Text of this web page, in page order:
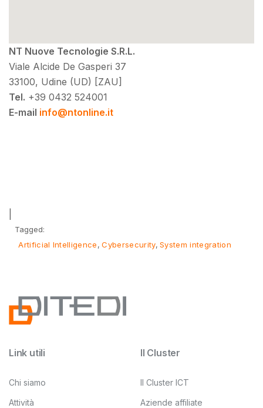
NT Nuove Tecnologie S.R.L.
Viale Alcide De Gasperi 37
33100, Udine (UD) [ZAU]
Tel. +39 0432 524001
E-mail info@ntonline.it
Tagged:
Artificial Intelligence Cybersecurity System integration
Link utili
Chi siamo
Attività
Il Cluster
Il Cluster ICT
Aziende affiliate